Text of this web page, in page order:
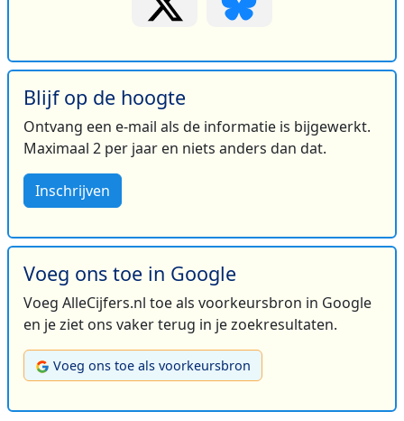
Blijf op de hoogte
Ontvang een e-mail als de informatie is bijgewerkt.
Maximaal 2 per jaar en niets anders dan dat.
Inschrijven
Voeg ons toe in Google
Voeg AlleCijfers.nl toe als voorkeursbron in Google
en je ziet ons vaker terug in je zoekresultaten.
Voeg ons toe als voorkeursbron